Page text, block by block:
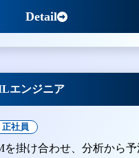
Detail
エンジニア
正社員
掛け合わせ、分析から予